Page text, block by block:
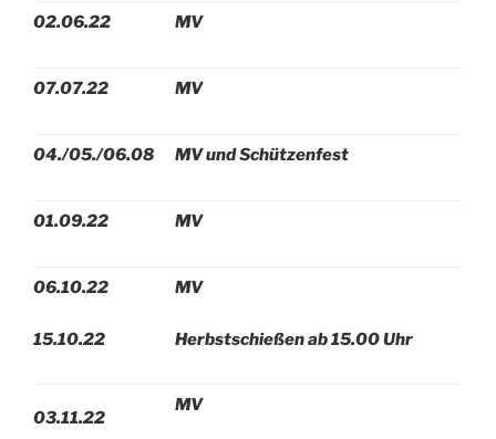
02.06.22 MV
07.07.22 MV
04./05./06.08 MV und Schützenfest
01.09.22 MV
06.10.22
15.10.22
MV
Herbstschießen ab 15.00 Uhr
03.11.22
MV